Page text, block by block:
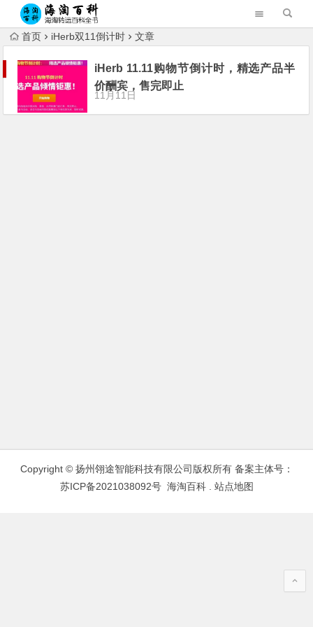
首页 iHerb双11倒计时 文章
iHerb 11.11购物节倒计时，精选产品半
价酬宾，售完即止
11月11日
Copyright © 扬州翎途智能科技有限公司版权所有 备案主体号：
苏ICP备2021038092号 海淘百科. 站点地图